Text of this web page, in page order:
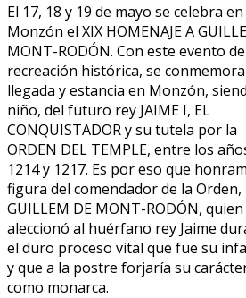
El 17, 18 y 19 de mayo se celebra en
Monzón el XIX HOMENAJE A
MONT-RODÓN. Con este evento de
recreación histórica, se
llegada y estancia en Monzón,
niño, del futuro rey JAIME I, EL
CONQUISTADOR y su tutela por la
ORDEN DEL TEMPLE, entre los
1214 y 1217. Es por eso que
figura del comendador de la Orden,
GUILLEM DE MONT-RODÓN, quien
aleccionó al huérfano rey Jaime
el duro proceso vital que fue su
y que a la postre forjaría su
como monarca.